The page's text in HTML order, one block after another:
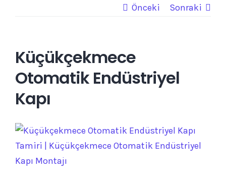
Önceki Sonraki
Küçükçekmece
Otomatik Endüstriyel
Kapı
View
Larger
Image